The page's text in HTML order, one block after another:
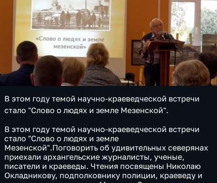
В этом году темой научно-краеведческой встречи
стало "Слово о людях и земле Мезенской".
В этом году темой научно-краеведческой встречи
стало "Слово о людях и земле
Мезенской".Поговорить об удивительных северянах
приехали архангельские журналисты, ученые,
писатели и краеведы. Чтения посвящены Николаю
Окладникову, подполковнику полиции, краеведу и